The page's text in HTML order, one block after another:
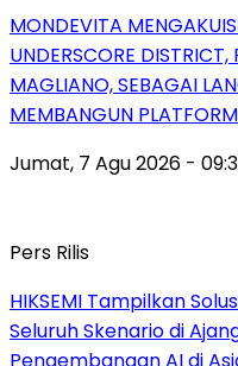
MONDEVITA
UNDERSCORE
MAGLIANO, SEBAGAI
MEMBANGUN
Jumat, 7 Agu 2026 -
Pers Rilis
HIKSEMI Tampilkan
Seluruh Skenario di
Pengembangan AI di